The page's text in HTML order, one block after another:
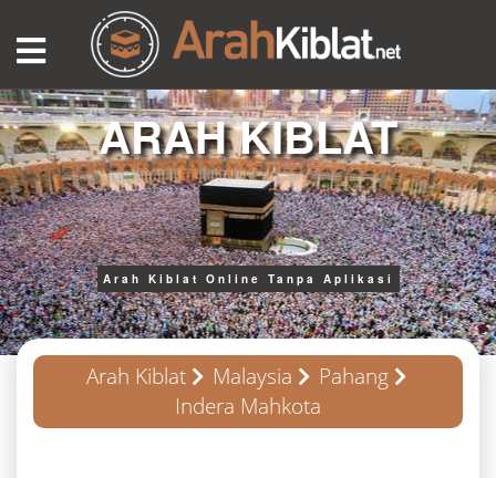
ARAH KIBLAT
Arah Kiblat Online Tanpa Aplikasi
Arah Kiblat Malaysia
Pahang
Indera Mahkota